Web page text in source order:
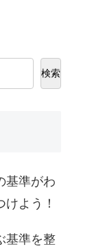
検索
基準がわ
よう！
基準を整